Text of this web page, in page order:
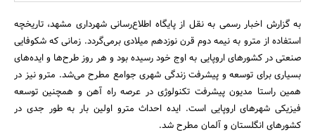
به گزارش اخبار رسمی به نقل از پایگاه اطلاع‌رسانی شهرداری مشهد، تاریخچه
استفاده از مترو به نیمه دوم قرن نوزدهم میلادی برمی‌گردد. زمانی که شکوفایی
صنعتی در کشورهای اروپایی به اوج خود رسیده بود و هر روز طرح‌ها و ایده‌های
بسیاری برای توسعه و پیشرفت زندگی شهری جوامع مطرح می‌شد. مترو نیز در
همین راستا مدیون پیشرفت تکنولوژی در عرصه راه آهن و همچنین توسعه
فیزیکی شهرهای اروپایی است. ایده احداث مترو اولین بار به طور جدی در
کشورهای انگلستان و آلمان مطرح شد.